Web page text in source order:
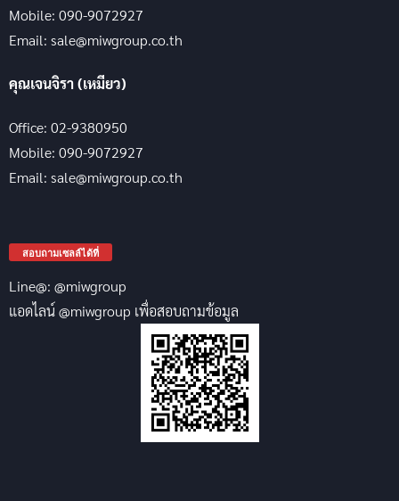
Mobile: 090-9072927
Email: sale@miwgroup.co.th
คุณเจนจิรา (เหมียว)
Office: 02-9380950
Mobile: 090-9072927
Email: sale@miwgroup.co.th
สอบถามเซลล์ได้ที่
Line@: @miwgroup
แอดไลน์ @miwgroup เพื่อสอบถามข้อมูล